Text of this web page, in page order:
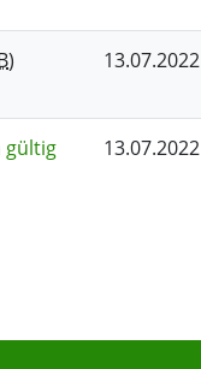
) 13.07.2022
gültig
13.07.2022